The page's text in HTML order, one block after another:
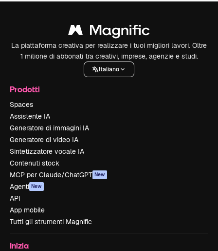
La piattaforma creativa per realizzare i tuoi migliori lavori. Oltre
1 milione di abbonati tra creativi, imprese, agenzie e studi.
Italiano
Prodotti
Spaces
Assistente IA
Generatore di immagini IA
Generatore di video IA
Sintetizzatore vocale IA
Contenuti stock
MCP per Claude/ChatGPT New
Agenti New
API
App mobile
Tutti gli strumenti Magnific
Inizia